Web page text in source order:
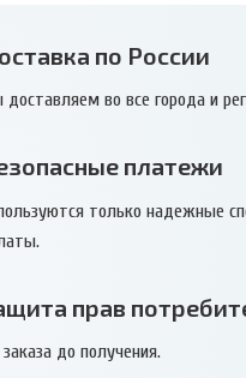
по России
во все города и
платежи
только надежные
прав
до получения.